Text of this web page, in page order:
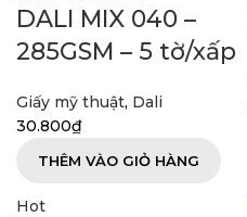
DALI MIX 040 –
285GSM – 5 tờ/xấp
Giấy mỹ thuật, Dali
30.800₫
THÊM VÀO GIỎ HÀNG
Hot